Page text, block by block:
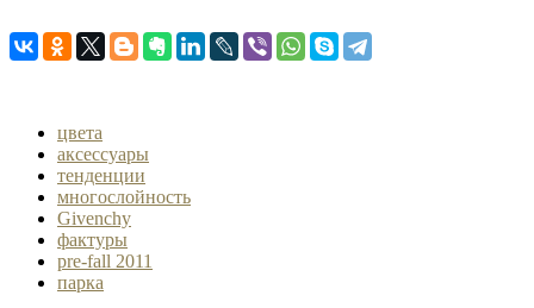
цвета
аксессуары
тенденции
многослойность
Givenchy
фактуры
pre-fall 2011
парка